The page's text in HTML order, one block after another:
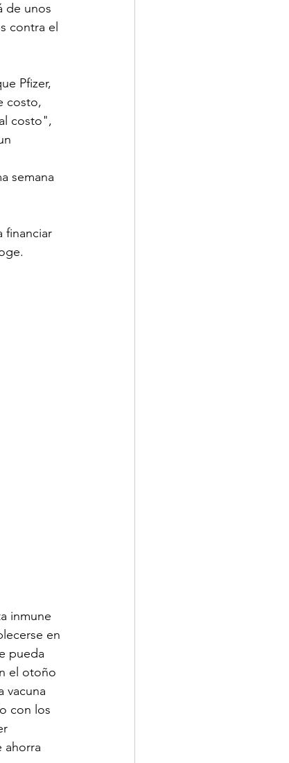
de unos
contra el
Pfizer,
costo,
costo",
semana
financiar
inmune
en
pueda
el otoño
vacuna
con los
ahorra